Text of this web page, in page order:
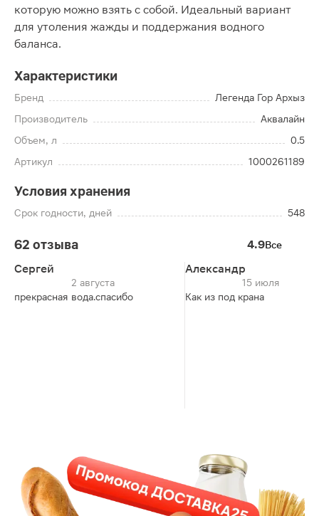
которую можно взять с собой. Идеальный вариант
для утоления жажды и поддержания водного
баланса.
Характеристики
Бренд
Легенда Гор Архыз
Производитель
Аквалайн
Объем, л
0.5
Артикул
1000261189
Условия хранения
Срок годности, дней 548
62 отзыва 4.9Все
Сергей
2 августа
прекрасная вода.спасибо
Александр
15 июля
Как из под крана